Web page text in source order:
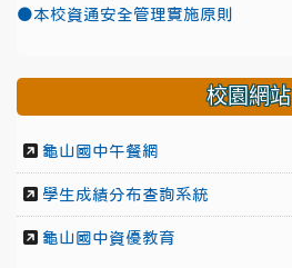
●本校資通安全管理實施原則
校園網站
龜山國中午餐網
學生成績分布查詢系統
龜山國中資優教育